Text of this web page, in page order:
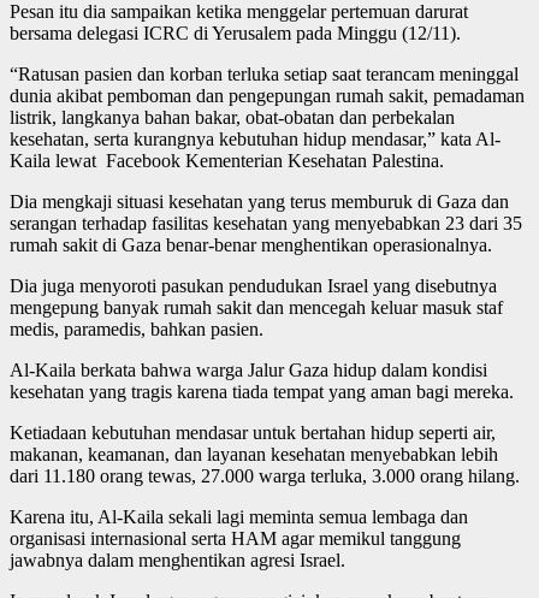
Pesan itu dia sampaikan ketika menggelar pertemuan darurat
bersama delegasi ICRC di Yerusalem pada Minggu (12/11).
“Ratusan pasien dan korban terluka setiap saat terancam meninggal
dunia akibat pemboman dan pengepungan rumah sakit, pemadaman
listrik, langkanya bahan bakar, obat-obatan dan perbekalan
kesehatan, serta kurangnya kebutuhan hidup mendasar,” kata Al-
Kaila lewat Facebook Kementerian Kesehatan Palestina.
Dia mengkaji situasi kesehatan yang terus memburuk di Gaza dan
serangan terhadap fasilitas kesehatan yang menyebabkan 23 dari 35
rumah sakit di Gaza benar-benar menghentikan operasionalnya.
Dia juga menyoroti pasukan pendudukan Israel yang disebutnya
mengepung banyak rumah sakit dan mencegah keluar masuk staf
medis, paramedis, bahkan pasien.
Al-Kaila berkata bahwa warga Jalur Gaza hidup dalam kondisi
kesehatan yang tragis karena tiada tempat yang aman bagi mereka.
Ketiadaan kebutuhan mendasar untuk bertahan hidup seperti air,
makanan, keamanan, dan layanan kesehatan menyebabkan lebih
dari 11.180 orang tewas, 27.000 warga terluka, 3.000 orang hilang.
Karena itu, Al-Kaila sekali lagi meminta semua lembaga dan
organisasi internasional serta HAM agar memikul tanggung
jawabnya dalam menghentikan agresi Israel.